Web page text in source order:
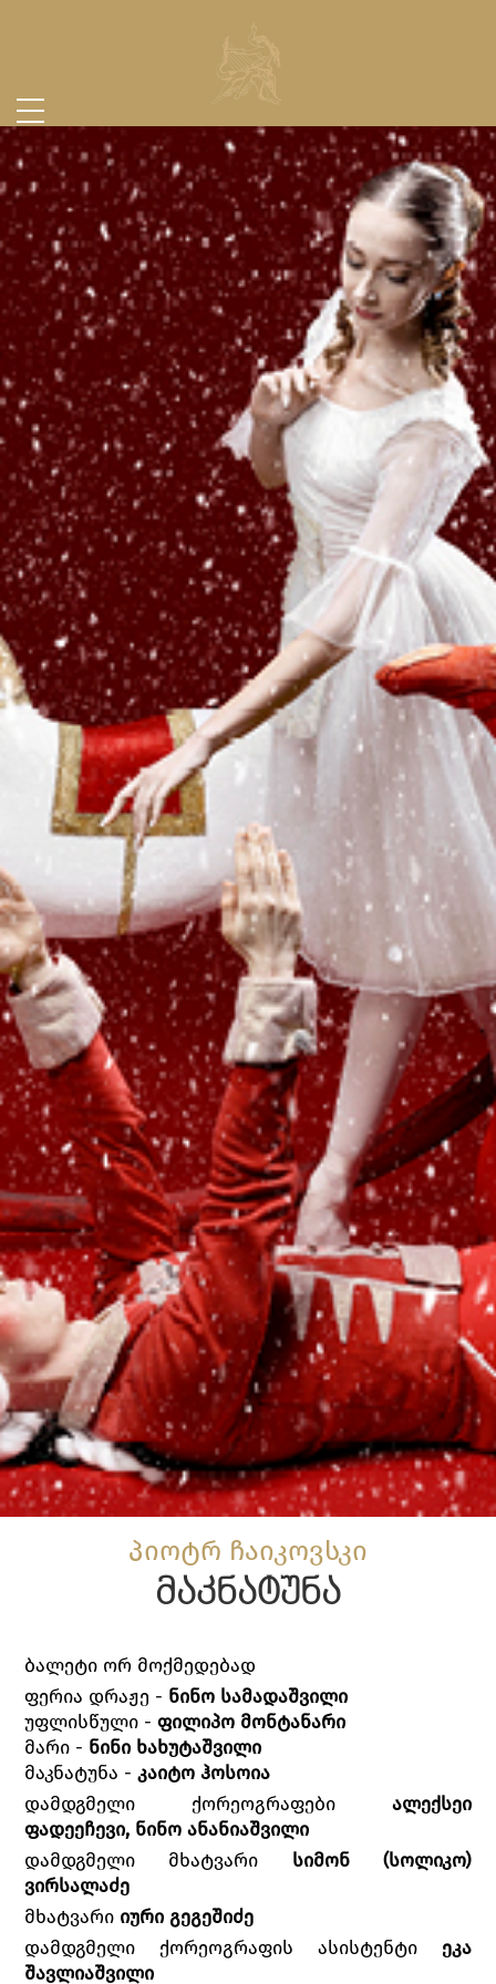
პიოტრ ჩაიკოვსკი
მაკნატუნა
ბალეტი ორ მოქმედებად
ფერია დრაჟე - ნინო სამადაშვილი
უფლისწული -ფილიპო მონტანარი
მარი - ნინი ხახუტაშვილი
მაკნატუნა -კაიტო ჰოსოია
დამდგმელი ქორეოგრაფები ალექსეი
ფადეეჩევი, ნინო ანანიაშვილი
დამდგმელი მხატვარი სიმონ (სოლიკო)
ვირსალაძე
მხატვარი იური გეგეშიძე
დამდგმელი ქორეოგრაფის ასისტენტი ეკა
შავლიაშვილი